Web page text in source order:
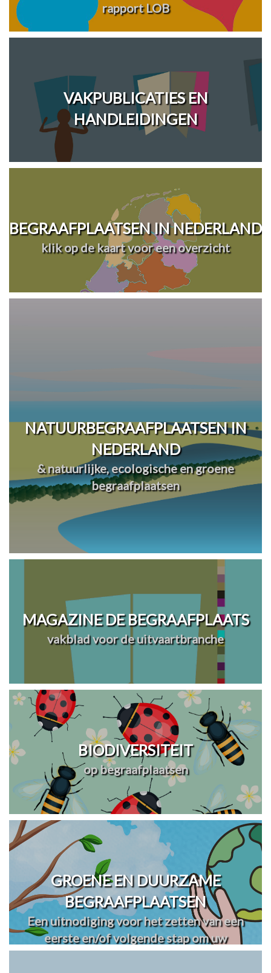
rapport LOB
VAKPUBLICATIES EN
HANDLEIDINGEN
BEGRAAFPLAATSEN IN NEDERLAND
klik op de kaart voor een overzicht
NATUURBEGRAAFPLAATSEN IN
NEDERLAND
& natuurlijke, ecologische en groene
begraafplaatsen
MAGAZINE DE BEGRAAFPLAATS
vakblad voor de uitvaartbranche
BIODIVERSITEIT
op begraafplaatsen
GROENE EN DUURZAME
BEGRAAFPLAATSEN
Een uitnodiging voor het zetten van een
eerste en/of volgende stap om uw
begraafplaats(en) te vergroenen en